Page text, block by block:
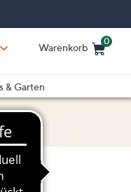
Warenkorb
0
& Garten